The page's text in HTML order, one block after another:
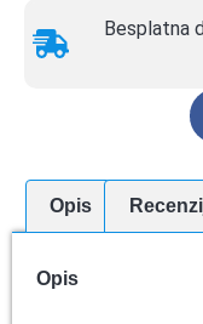
Besplatna
Opis
Opis